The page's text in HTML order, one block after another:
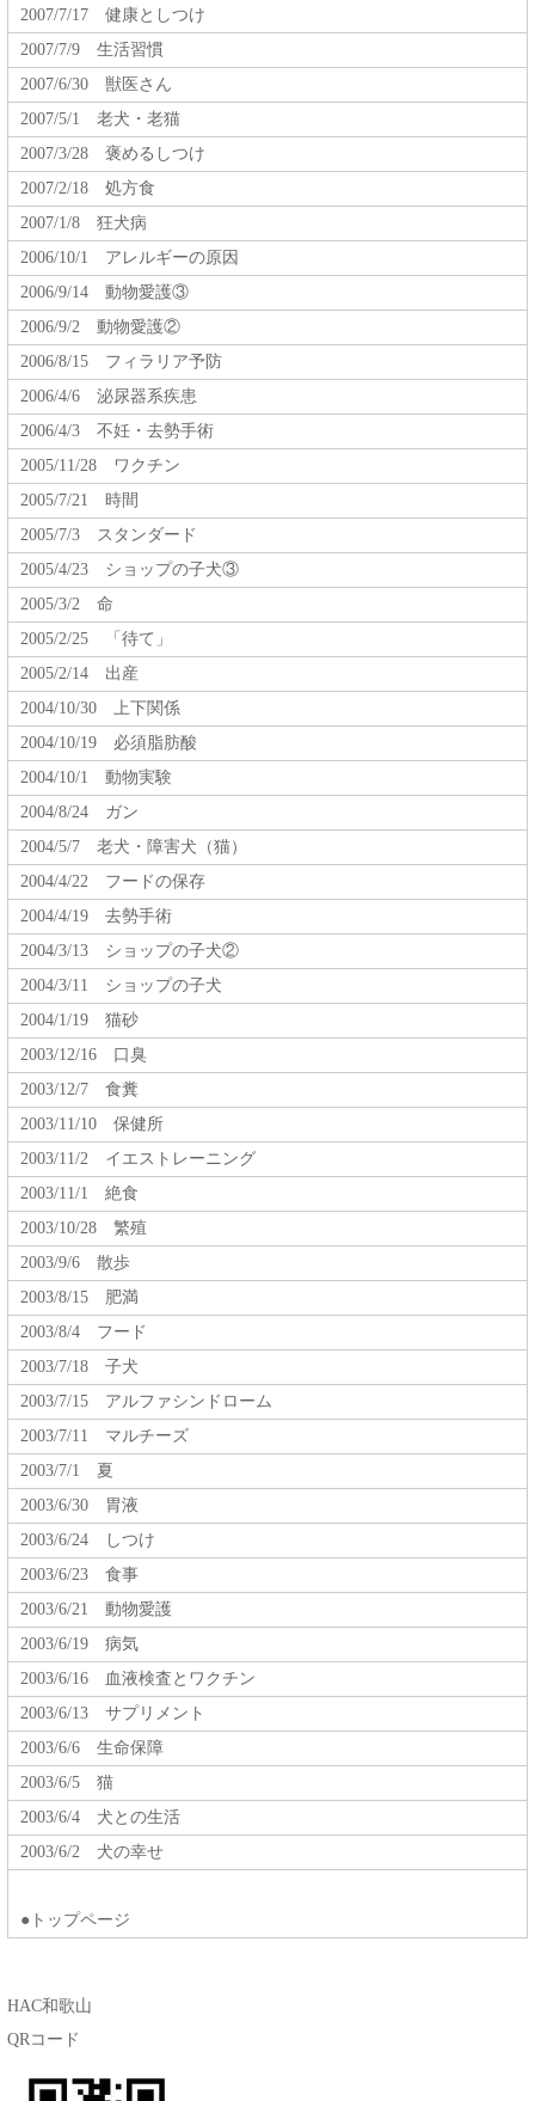
2007/7/17 健康としつけ
2007/7/9 生活習慣
2007/6/30 獣医さん
2007/5/1 老犬・老猫
2007/3/28 褒めるしつけ
2007/2/18 処方食
2007/1/8 狂犬病
2006/10/1 アレルギーの原因
2006/9/14 動物愛護③
2006/9/2 動物愛護②
2006/8/15 フィラリア予防
2006/4/6 泌尿器系疾患
2006/4/3 不妊・去勢手術
2005/11/28 ワクチン
2005/7/21 時間
2005/7/3 スタンダード
2005/4/23 ショップの子犬③
2005/3/2 命
2005/2/25 「待て」
2005/2/14 出産
2004/10/30 上下関係
2004/10/19 必須脂肪酸
2004/10/1 動物実験
2004/8/24 ガン
2004/5/7 老犬・障害犬（猫）
2004/4/22 フードの保存
2004/4/19 去勢手術
2004/3/13 ショップの子犬②
2004/3/11 ショップの子犬
2004/1/19 猫砂
2003/12/16 口臭
2003/12/7 食糞
2003/11/10 保健所
2003/11/2 イエストレーニング
2003/11/1 絶食
2003/10/28 繁殖
2003/9/6 散歩
2003/8/15 肥満
2003/8/4 フード
2003/7/18 子犬
2003/7/15 アルファシンドローム
2003/7/11 マルチーズ
2003/7/1 夏
2003/6/30 胃液
2003/6/24 しつけ
2003/6/23 食事
2003/6/21 動物愛護
2003/6/19 病気
2003/6/16 血液検査とワクチン
2003/6/13 サプリメント
2003/6/6 生命保障
2003/6/5 猫
2003/6/4 犬との生活
2003/6/2 犬の幸せ
●トップページ
HAC和歌山
QRコード